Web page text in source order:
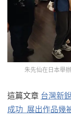
朱先仙在日本舉
這篇文章 台灣新
成功 展出作品幾